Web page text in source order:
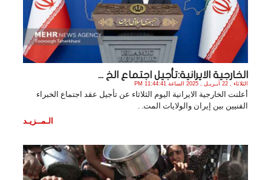
الخارجية الايرانية:تأجيل اجتماع الخ ...
الثلاثاء , 22 أبـريـل , 2025 الساعة 11:44:41 PM
أعلنت الخارجية الايرانية اليوم الثلاثاء عن تأجيل عقد اجتماع الخبراء
الفنيين بين إيران والولايات المت. .
الـمــزيـد